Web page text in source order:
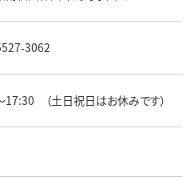
3062
17:30 （土日祝日はお休みです）